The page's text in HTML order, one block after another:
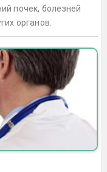
почек, болезней
органов.